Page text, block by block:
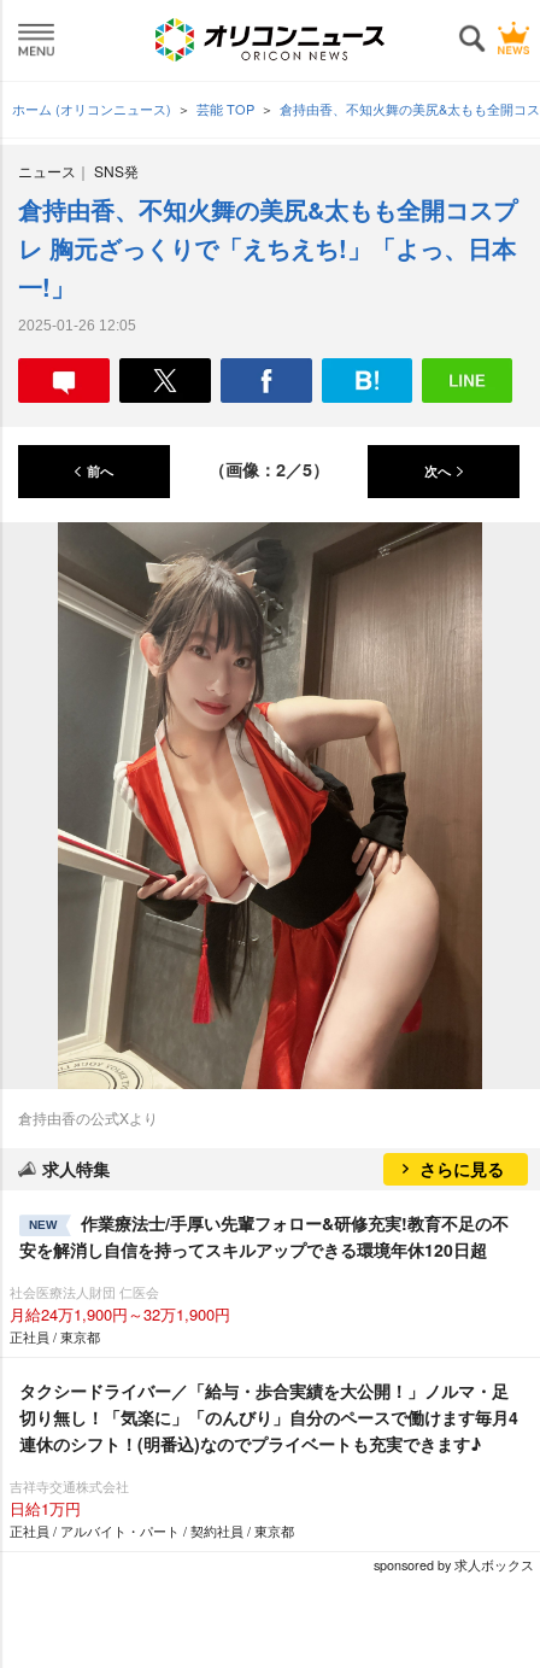
ホーム (オリコンニュース) 芸能 TOP 倉持由香、不知火舞の美尻&太もも全開コ
ニュース SNS発
倉持由香、不知火舞の美尻&太もも全開コスプ
レ 胸元ざっくりで「えちえち!」「よっ、日本
一!」
2025-01-26 12:05
前へ （画像：2／5） 次へ
倉持由香の公式Xより
求人特集 さらに見る
NEW
作業療法士/手厚い先輩フォロー&研修充実!教育不足の不
安を解消し自信を持ってスキルアップできる環境年休120日超
社会医療法人財団 仁医会
月給24万1,900円～32万1,900円
正社員 / 東京都
タクシードライバー／「給与・歩合実績を大公開！」ノルマ・足
切り無し！「気楽に」「のんびり」自分のペースで働けます毎月4
連休のシフト！(明番込)なのでプライベートも充実できます♪
吉祥寺交通株式会社
日給1万円
正社員 / アルバイト・パート / 契約社員 / 東京都
sponsored by 求人ボックス